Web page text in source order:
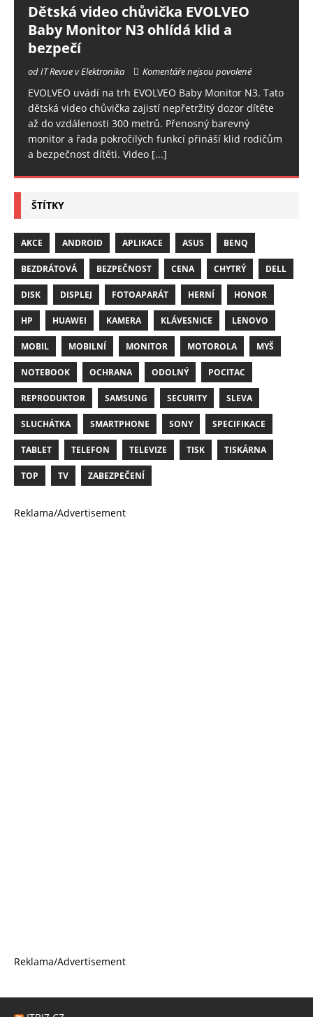
Dětská video chůvička EVOLVEO
Baby Monitor N3 ohlídá klid a
bezpečí
od IT Revue v Elektronika Komentáře nejsou povolené
EVOLVEO uvádí na trh EVOLVEO Baby Monitor N3. Tato
dětská video chůvička zajistí nepřetržitý dozor dítěte
až do vzdálenosti 300 metrů. Přenosný barevný
monitor a řada pokročilých funkcí přináší klid rodičům
a bezpečnost dítěti. Video [...]
ŠTÍTKY
AKCE ANDROID APLIKACE ASUS BENQ
BEZDRÁTOVÁ BEZPEČNOST CENA CHYTRÝ DELL
DISK DISPLEJ FOTOAPARÁT HERNÍ HONOR
HP HUAWEI KAMERA KLÁVESNICE LENOVO
MOBIL MOBILNÍ MONITOR MOTOROLA MYŠ
NOTEBOOK OCHRANA ODOLNÝ POCITAC
REPRODUKTOR SAMSUNG SECURITY SLEVA
SLUCHÁTKA SMARTPHONE SONY SPECIFIKACE
TABLET TELEFON TELEVIZE TISK TISKÁRNA
TOP TV ZABEZPEČENÍ
Reklama/Advertisement
Reklama/Advertisement